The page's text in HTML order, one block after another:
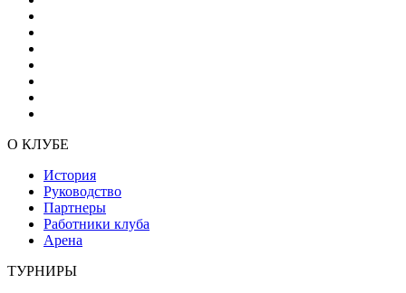
О КЛУБЕ
История
Руководство
Партнеры
Работники клуба
Арена
ТУРНИРЫ